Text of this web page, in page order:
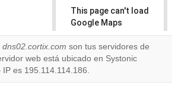
This page can't load
Google Maps
correctly.
Do you
own this
dns02.cortix.com son tus servidores de
web está ubicado en Systonic
es 195.114.114.186.